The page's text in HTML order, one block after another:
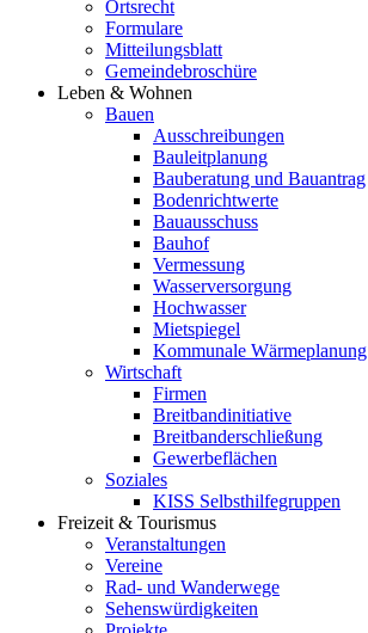
Ortsrecht
Formulare
Mitteilungsblatt
Gemeindebroschüre
Leben & Wohnen
Bauen
Ausschreibungen
Bauleitplanung
Bauberatung und Bauantrag
Bodenrichtwerte
Bauausschuss
Bauhof
Vermessung
Wasserversorgung
Hochwasser
Mietspiegel
Kommunale Wärmeplanung
Wirtschaft
Firmen
Breitbandinitiative
Breitbanderschließung
Gewerbeflächen
Soziales
KISS Selbsthilfegruppen
Freizeit & Tourismus
Veranstaltungen
Vereine
Rad- und Wanderwege
Sehenswürdigkeiten